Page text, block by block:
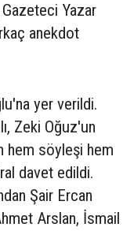
Yazar
anekdot
yer verildi.
Zeki Oğuz'un
hem söyleşi hem
davet edildi.
Şair Ercan
Arslan, İsmail